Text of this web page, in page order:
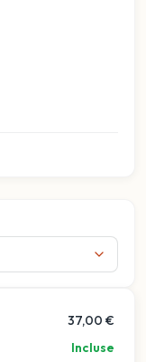
37,00 €
Incluse